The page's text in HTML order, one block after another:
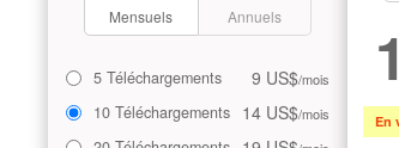
En
Mensuels Annuels
5 Téléchargements 9 US$/mois
10 Téléchargements 14 US$/mois